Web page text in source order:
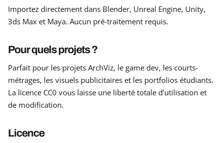
Importez directement dans Blender, Unreal Engine, Unity,
3ds Max et Maya. Aucun pré-traitement requis.
Pour quels projets ?
Parfait pour les projets ArchViz, le game dev, les courts-
métrages, les visuels publicitaires et les portfolios étudiants.
La licence CC0 vous laisse une liberté totale d’utilisation et
de modification.
Licence